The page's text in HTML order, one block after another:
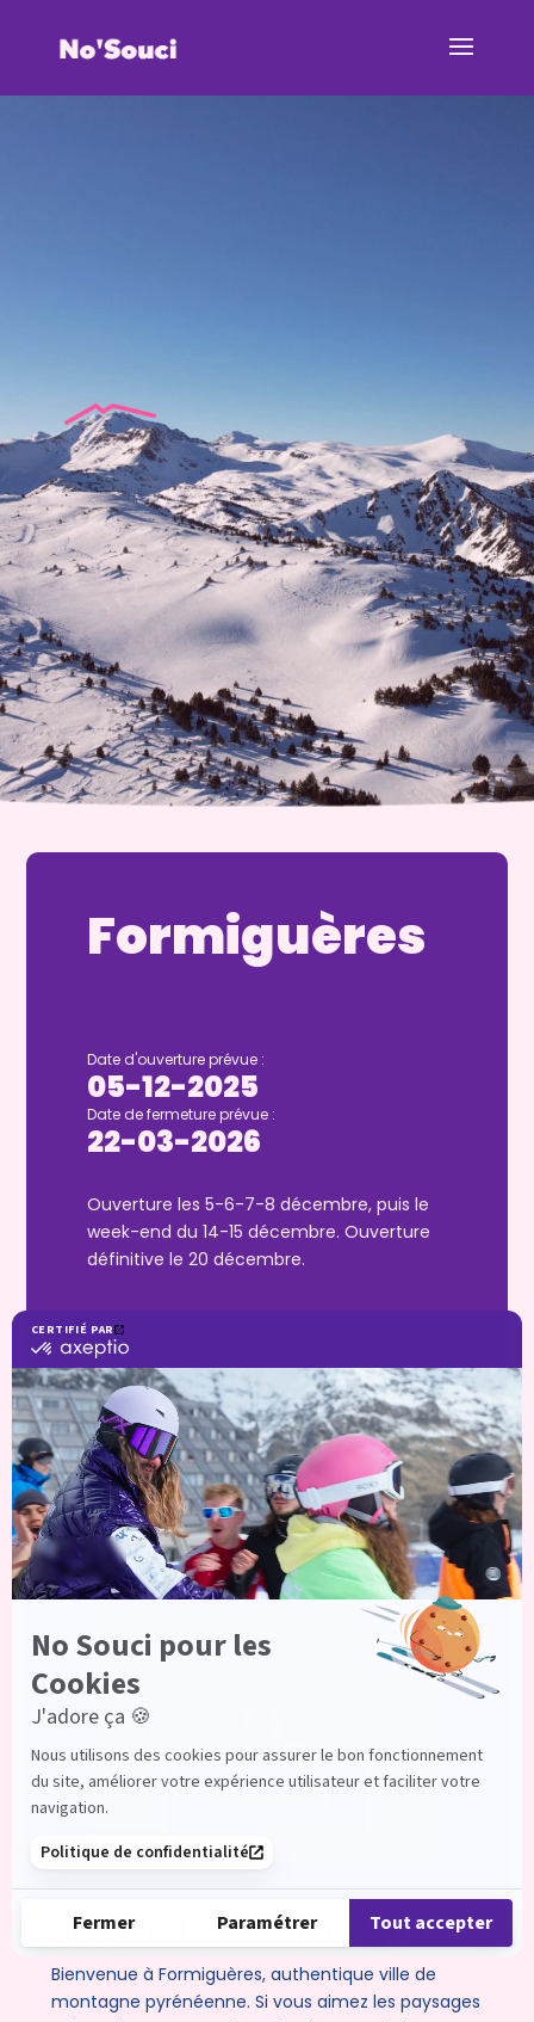
Formiguères
Date d'ouverture prévue :
05-12-2025
Date de fermeture prévue :
22-03-2026
Ouverture les 5-6-7-8 décembre, puis le
week-end du 14-15 décembre. Ouverture
définitive le 20 décembre.
19pistes de descente
7remontées mécaniques
25kmde domaine skiable
10hectares de free-ride
Boardercross
à partir de
Une station authentique
Bienvenue à Formiguères, authentique ville de
montagne pyrénéenne. Si vous aimez les paysages